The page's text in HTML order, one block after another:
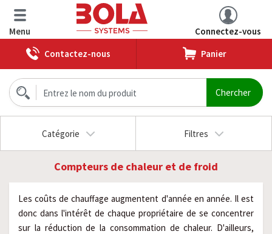
Menu
Connectez-vous
Contactez-nous
Panier
Catégorie Filtres
Compteurs de chaleur et de froid
Les coûts de chauffage augmentent d'année en année. Il est
donc dans l'intérêt de chaque propriétaire de se concentrer
sur la réduction de la consommation de chaleur. D'ailleurs,